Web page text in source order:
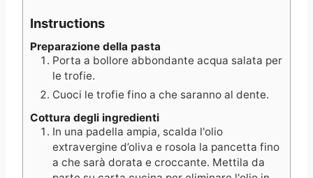
Instructions
Preparazione della pasta
Porta a bollore abbondante acqua salata per
le trofie.
Cuoci le trofie fino a che saranno al dente.
Cottura degli ingredienti
In una padella ampia, scalda l'olio
extravergine d’oliva e rosola la pancetta fino
a che sarà dorata e croccante. Mettila da